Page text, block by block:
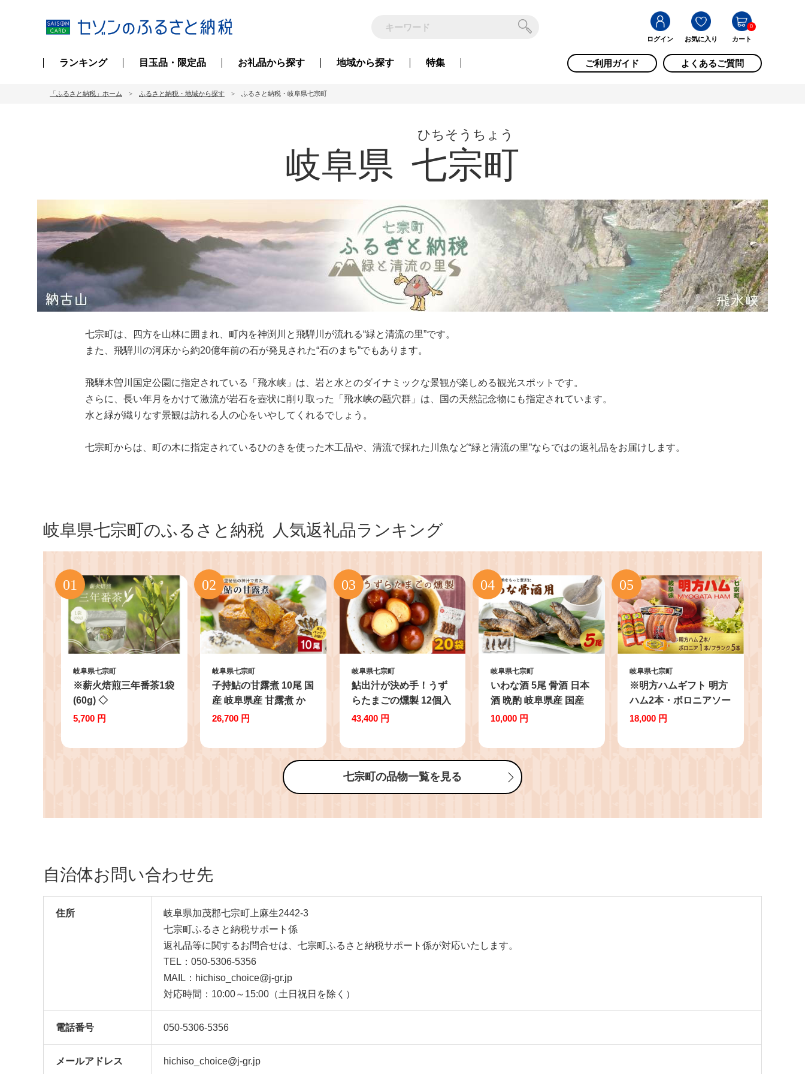
ログイン お気に入り カート
0
ランキング 目玉品・限定品 お礼品から探す 地域から探す 特集 ご利用ガイド よくあるご質問
「ふるさと納税」ホーム ふるさと納税・地域から探す ふるさと納税・岐阜県七宗町
岐阜県 七宗町
ひちそうちょう
七宗町は、四方を山林に囲まれ、町内を神渕川と飛騨川が流れる“緑と清流の里”です。
また、飛騨川の河床から約20億年前の石が発見された“石のまち”でもあります。
飛騨木曽川国定公園に指定されている「飛水峡」は、岩と水とのダイナミックな景観が楽しめる観光スポットです。
さらに、長い年月をかけて激流が岩石を壺状に削り取った「飛水峡の甌穴群」は、国の天然記念物にも指定されています。
水と緑が織りなす景観は訪れる人の心をいやしてくれるでしょう。
七宗町からは、町の木に指定されているひのきを使った木工品や、清流で採れた川魚など“緑と清流の里”ならではの返礼品をお届けします。
岐阜県七宗町のふるさと納税 人気返礼品ランキング
岐阜県七宗町
※薪火焙煎三年番茶1袋
(60g) ◇
5,700 円
岐阜県七宗町
子持鮎の甘露煮 10尾 国
産 岐阜県産 甘露煮 か
んろ煮 子持鮎 子持ち鮎
魚 国産鮎 ご飯のお供
おかず おつまみ お取り
寄せ 真空パック 小分け
26,700 円
岐阜県七宗町
鮎出汁が決め手！うず
らたまごの燻製 12個入
×20袋 お試し うずら た
お酒のおとも 珍味 個包
装 おやつ お取り寄せグ
七宗町 こぶしの里
43,400 円
岐阜県七宗町
いわな酒 5尾 骨酒 日本
酒 晩酌 岐阜県産 国産
熱燗 岩魚 素焼き
10,000 円
岐阜県七宗町
※明方ハムギフト 明方
ハム2本・ボロニアソー
セージ1本・醤油フラン
18,000 円
七宗町の品物一覧を見る
自治体お問い合わせ先
住所
岐阜県加茂郡七宗町上麻生2442-3
七宗町ふるさと納税サポート係
返礼品等に関するお問合せは、七宗町ふるさと納税サポート係が対応いたします。
TEL：050-5306-5356
MAIL：hichiso_choice@j-gr.jp
対応時間：10:00～15:00（土日祝日を除く）
電話番号 050-5306-5356
メールアドレス hichiso_choice@j-gr.jp